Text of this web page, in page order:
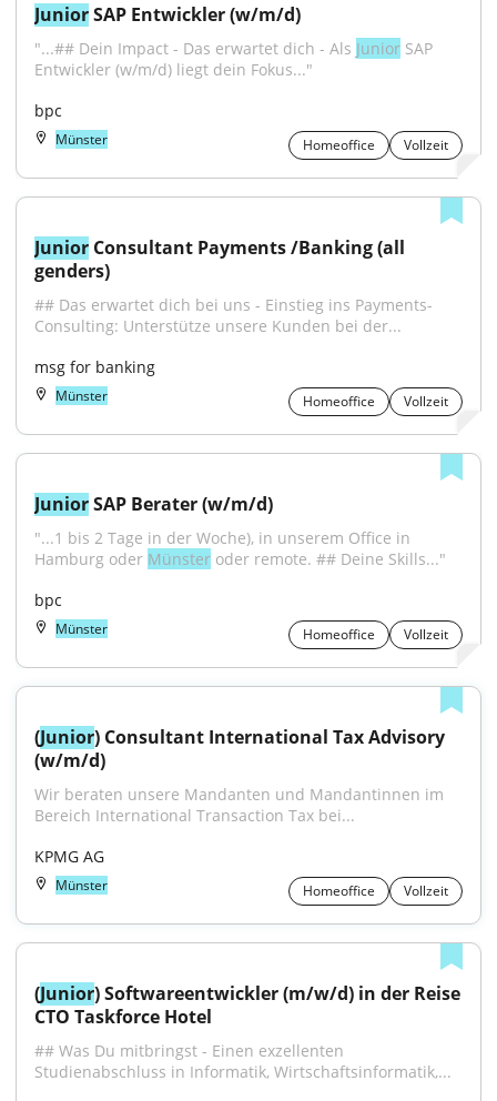
Junior SAP Entwickler (w/m/d)
"...## Dein Impact - Das erwartet dich - Als Junior SAP
Entwickler (w/m/d) liegt dein Fokus..."
bpc
Münster Homeoffice Vollzeit
Junior Consultant Payments /Banking (all
genders)
## Das erwartet dich bei uns - Einstieg ins Payments-
Consulting: Unterstütze unsere Kunden bei der...
msg for banking
Münster Homeoffice Vollzeit
Junior SAP Berater (w/m/d)
"...1 bis 2 Tage in der Woche), in unserem Office in
Hamburg oder Münster oder remote. ## Deine Skills..."
bpc
Münster Homeoffice Vollzeit
(Junior) Consultant International Tax Advisory
(w/m/d)
Wir beraten unsere Mandanten und Mandantinnen im
Bereich International Transaction Tax bei...
KPMG AG
Münster Homeoffice Vollzeit
(Junior) Softwareentwickler (m/w/d) in der Reise
CTO Taskforce Hotel
## Was Du mitbringst - Einen exzellenten
Studienabschluss in Informatik, Wirtschaftsinformatik,...